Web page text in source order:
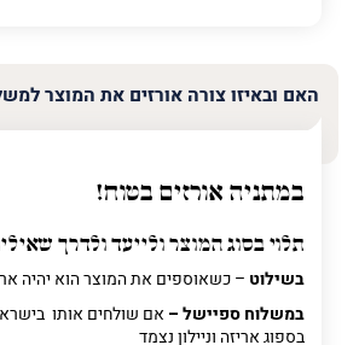
האם ובאיזו צורה אורזים את המוצר
במתניה אורזים בטוח!
תלוי בסוג המוצר ולייעד ולדרך
בשילוט – כשאוספים את המוצר הוא יהיה
במשלוח ספיישל – אם שולחים אותו
בספוג אריזה וניילון נצמד